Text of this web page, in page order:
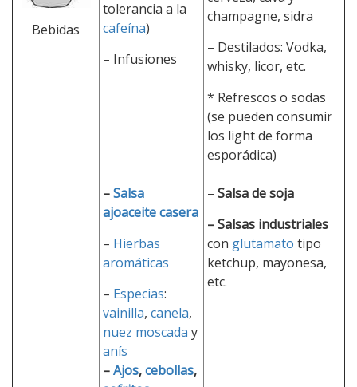
Bebidas
tolerancia a la
cafeína)
– Infusiones
champagne, sidra
– Destilados: Vodka,
whisky, licor, etc.
* Refrescos o sodas
(se pueden consumir
los light de forma
esporádica)
–Salsa
ajoaceite casera
– Hierbas
aromáticas
– Especias:
vainilla, canela,
nuez moscada y
anís
–Ajos,cebollas,
– Salsa de soja
– Salsas industriales
con glutamato tipo
ketchup, mayonesa,
etc.